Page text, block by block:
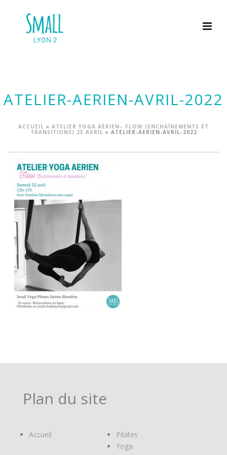
ATELIER-AERIEN-AVRIL-2022
ACCUEIL » ATELIER YOGA AÉRIEN– FLOW (ENCHAÎNEMENTS ET
TRANSITIONS) 23 AVRIL » ATELIER-AERIEN-AVRIL-2022
Plan du site
Accueil
Pilates
Yoga